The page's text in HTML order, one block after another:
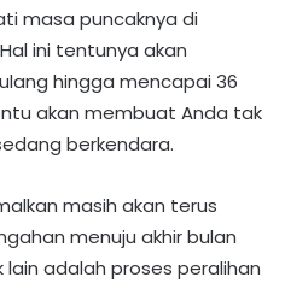
masa puncaknya di
ini tentunya akan
hingga mencapai 36
akan membuat Anda tak
berkendara.
masih akan terus
menuju akhir bulan
lain adalah proses peralihan